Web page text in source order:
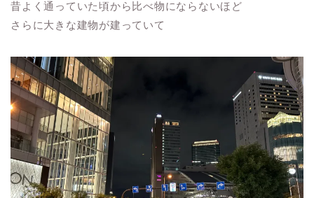
昔よく通っていた頃から比べ物にならないほど
さらに大きな建物が建っていて